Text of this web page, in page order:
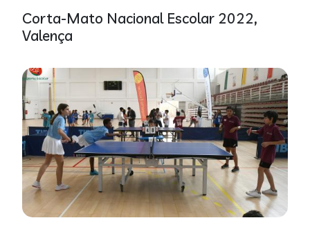
Corta-Mato Nacional Escolar 2022,
Valença
Galeria